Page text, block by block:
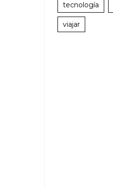
tecnología
viajar